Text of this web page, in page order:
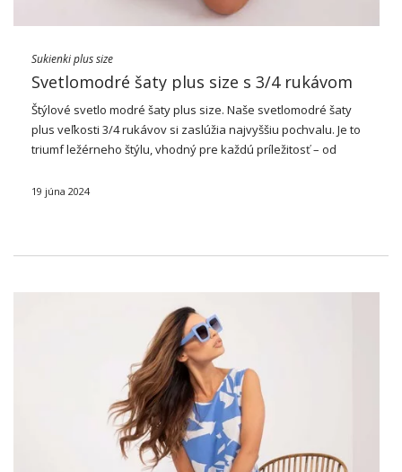
Sukienki plus size
Svetlomodré šaty plus size s 3/4 rukávom
Štýlové svetlo modré šatyplus size. Naše svetlomodré šaty
plus veľkosti 3/4 rukávov si zaslúžia najvyššiu pochvalu. Je to
triumf ležérneho štýlu, vhodný pre každú príležitosť – od
prechádzky v parku. …
19 júna 2024